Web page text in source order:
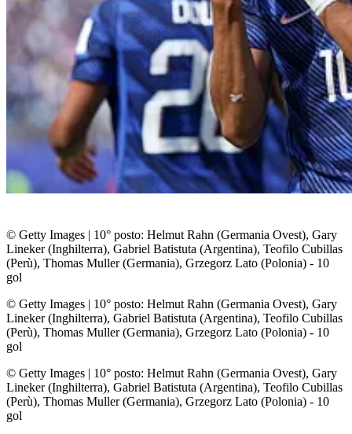
© Getty Images | 10° posto: Helmut Rahn (Germania Ovest), Gary
Lineker (Inghilterra), Gabriel Batistuta (Argentina), Teofilo Cubillas
(Perù), Thomas Muller (Germania), Grzegorz Lato (Polonia) - 10
gol
© Getty Images | 10° posto: Helmut Rahn (Germania Ovest), Gary
Lineker (Inghilterra), Gabriel Batistuta (Argentina), Teofilo Cubillas
(Perù), Thomas Muller (Germania), Grzegorz Lato (Polonia) - 10
gol
© Getty Images | 10° posto: Helmut Rahn (Germania Ovest), Gary
Lineker (Inghilterra), Gabriel Batistuta (Argentina), Teofilo Cubillas
(Perù), Thomas Muller (Germania), Grzegorz Lato (Polonia) - 10
gol